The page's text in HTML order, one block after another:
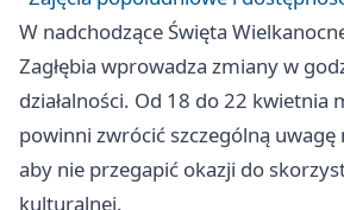
W nadchodzące Święta
Zagłębia wprowadza zmiany w
działalności. Od 18 do 22 kwietnia
powinni zwrócić szczególną
aby nie przegapić okazji do
kulturalnej.